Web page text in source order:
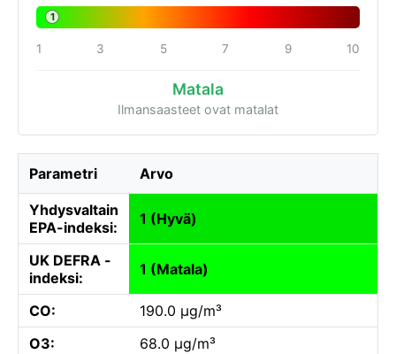
1
1 3 5 7 9 10
Matala
Ilmansaasteet ovat matalat
Parametri Arvo
Yhdysvaltain
EPA-indeksi:
1 (Hyvä)
UK DEFRA -
indeksi:
1 (Matala)
CO:
190.0 µg/m³
O3:
68.0 µg/m³